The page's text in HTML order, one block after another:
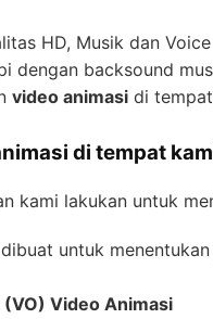
HD, Musik dan Voice
dengan backsound
video animasi di
di tempat
kami lakukan untuk
untuk
Video Animasi